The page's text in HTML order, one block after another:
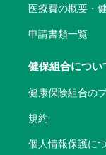
医療費の概要・
申請書類一覧
健保組合につい
健康保険組合の
規約
個人情報保護に